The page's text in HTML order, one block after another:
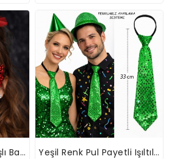
Lüks Kırmızı Tüylü Taşlı Balo Maskesi
Yeşil Renk Pul Payetli Işıltılı Parti Kravatı 33 Cm